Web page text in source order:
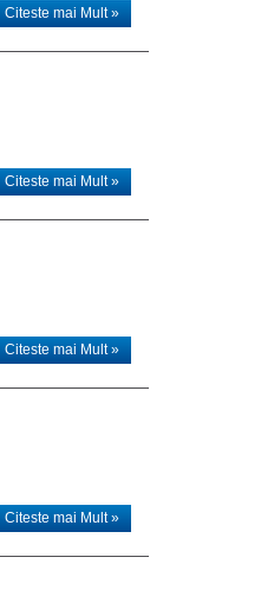
Citeste mai Mult »
Citeste mai Mult »
Citeste mai Mult »
Citeste mai Mult »